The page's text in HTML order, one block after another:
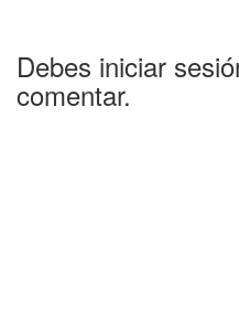
Debes iniciar
comentar.